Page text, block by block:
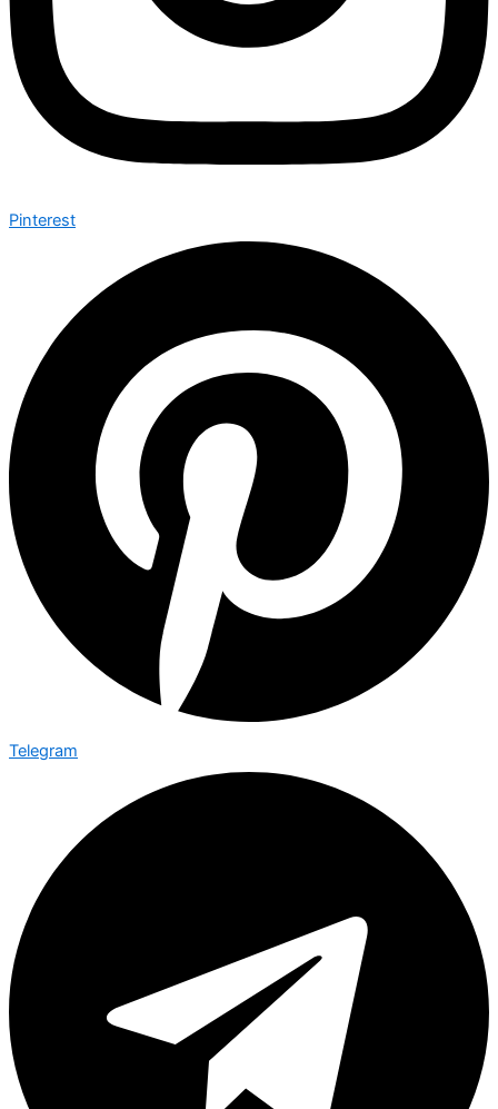
Pinterest
Telegram